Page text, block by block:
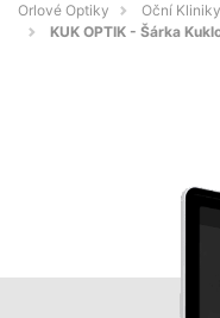
Orlové Optiky
Oční
KUK OPTIK - Šárka